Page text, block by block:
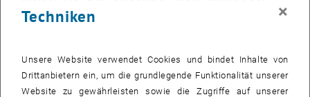
Arbeits und Ausbildungswege entfallen zufolge Home Office,
Verschiebungen weg vom öffentlichen Verkehr zu beobachten. Der
Modal Split verschiebt sich relativ zum Pkw hin.
Techniken
×
Unsere Website verwendet Cookies und bindet Inhalte von
Drittanbietern ein, um die grundlegende Funktionalität unserer
Website zu gewährleisten sowie die Zugriffe auf unserer